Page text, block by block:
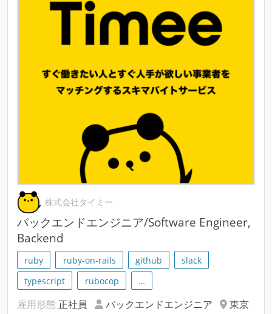
株式会社タイミー
バックエンドエンジニア/Software Engineer,
Backend
ruby ruby-on-rails github
slack
typescript
rubocop …
雇用形態 正社員 バックエンドエンジニア
東京